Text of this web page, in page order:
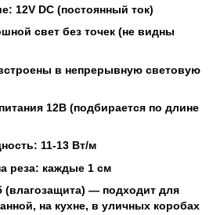
12V DC (постоянный ток)
свет без точек (не видны
в непрерывную световую
12В (подбирается по длине
11-13 Вт/м
реза: каждые 1 см
(влагозащита) — подходит для
на кухне, в уличных коробах